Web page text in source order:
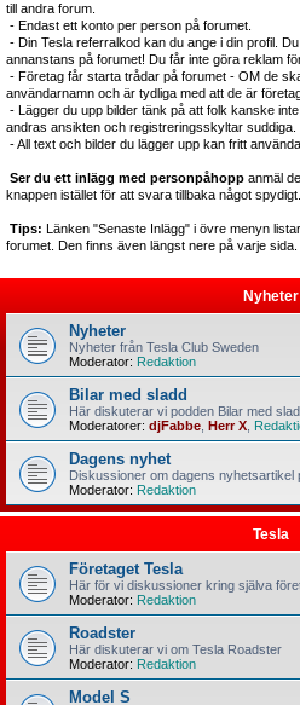
till andra forum.
- Endast ett konto per person på forumet.
- Din Tesla referralkod kan du ange i din profil.
annanstans på forumet! Du får inte göra reklam
- Företag får starta trådar på forumet - OM de
användarnamn och är tydliga med att de är
- Lägger du upp bilder tänk på att folk kanske
andras ansikten och registreringsskyltar suddiga.
- All text och bilder du lägger upp kan fritt
Ser du ett inlägg med personpåhopp anmäl
knappen istället för att svara tillbaka något spydigt.
Tips: Länken "Senaste Inlägg" i övre menyn
forumet. Den finns även längst nere på varje sida.
Nyheter
Nyheter
Nyheter från Tesla Club Sweden
Moderator: Redaktion
Bilar med sladd
Här diskuterar vi podden Bilar med
Moderatorer: djFabbe Herr X
Dagens nyhet
Diskussioner om dagens nyhetsartikel
Moderator: Redaktion
Tesla
Företaget Tesla
Här för vi diskussioner kring själva
Moderator: Redaktion
Roadster
Här diskuterar vi om Tesla Roadster
Moderator: Redaktion
Model S